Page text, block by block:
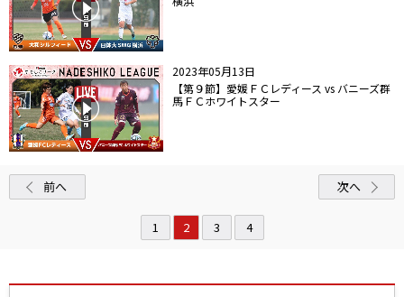
2023年05月13日
【第９節】愛媛ＦＣレディース vs バニーズ群
馬ＦＣホワイトスター
前へ
1 2 3 4
次へ